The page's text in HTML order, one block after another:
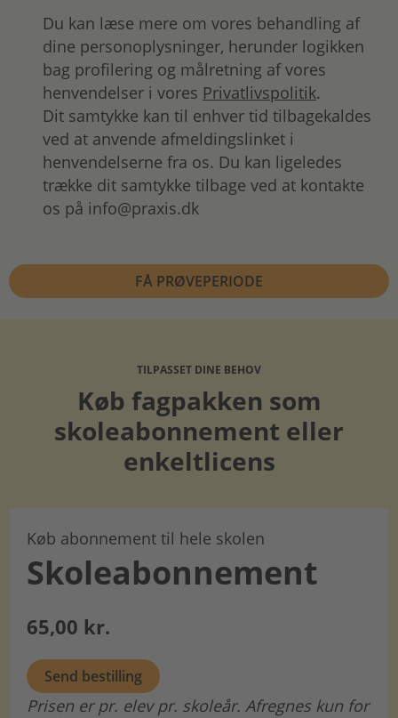
Du kan læse mere om vores behandling af
dine personoplysninger, herunder logikken
bag profilering og målretning af vores
henvendelser i vores Privatlivspolitik.
Dit samtykke kan til enhver tid tilbagekaldes
ved at anvende afmeldingslinket i
henvendelserne fra os. Du kan ligeledes
trække dit samtykke tilbage ved at kontakte
os på info@praxis.dk
TILPASSET DINE BEHOV
Køb fagpakken som
skoleabonnement eller
enkeltlicens
Køb abonnement til hele skolen
Skoleabonnement
65,00 kr.
Send bestilling
Prisen er pr. elev pr. skoleår. Afregnes kun for